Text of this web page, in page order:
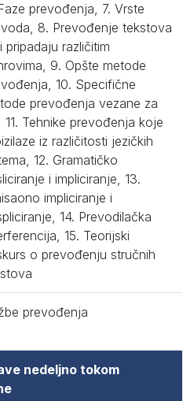
prevođenja, 7. Vrste
8. Prevođenje tekstova
pripadaju različitim
9. Opšte metode
10. Specifične
prevođenja vezane za
11. Tehnike prevođenja koje
iz različitosti jezičkih
12. Gramatičko
i impliciranje, 13.
impliciranje i
14. Prevodilačka
15. Teorijski
o prevođenju stručnih
prevođenja
nedeljno tokom